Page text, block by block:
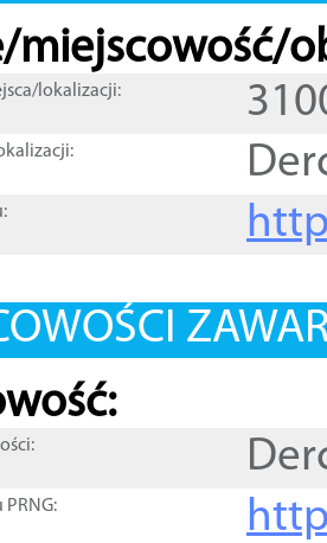
miejscowość/
lokalizacji:
PRNG: